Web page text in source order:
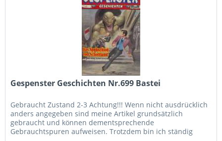
Gespenster Geschichten Nr.699 Bastei
Gebraucht Zustand 2-3 Achtung!!! Wenn nicht ausdrücklich
anders angegeben sind meine Artikel grundsätzlich
gebraucht und können dementsprechende
Gebrauchtspuren aufweisen. Trotzdem bin ich ständig